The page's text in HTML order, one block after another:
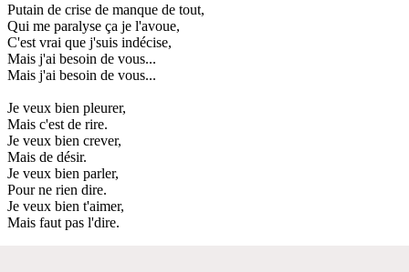
Putain de crise de manque de tout,
Qui me paralyse ça je l'avoue,
C'est vrai que j'suis indécise,
Mais j'ai besoin de vous...
Mais j'ai besoin de vous...
Je veux bien pleurer,
Mais c'est de rire.
Je veux bien crever,
Mais de désir.
Je veux bien parler,
Pour ne rien dire.
Je veux bien t'aimer,
Mais faut pas l'dire.